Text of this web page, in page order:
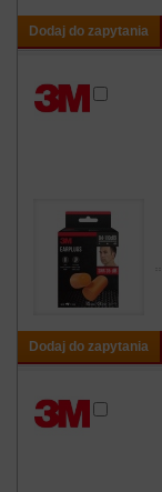
Dodaj do zapytania
Dodaj do zapytania